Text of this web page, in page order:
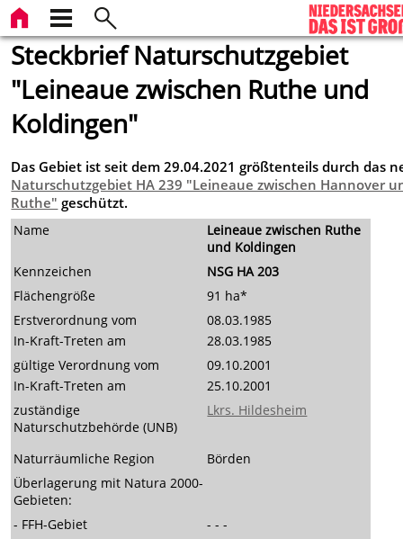
Steckbrief Naturschutzgebiet
"Leineaue zwischen Ruthe und
Koldingen"
Das Gebiet ist seit dem 29.04.2021 größtenteils durch das
Naturschutzgebiet HA 239 "Leineaue zwischen Hannover
Ruthe" geschützt.
Name
Leineaue zwischen Ruthe
und Koldingen
Kennzeichen
NSG HA 203
Flächengröße
91 ha*
Erstverordnung vom
08.03.1985
In-Kraft-Treten am
28.03.1985
gültige Verordnung vom
09.10.2001
In-Kraft-Treten am
25.10.2001
zuständige
Naturschutzbehörde (UNB)
Lkrs. Hildesheim
Naturräumliche Region
Börden
Überlagerung mit Natura 2000-
Gebieten:
- FFH-Gebiet
- - -